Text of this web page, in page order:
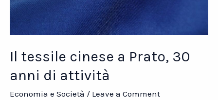
Il tessile cinese a Prato, 30
anni di attività
Economia e Società / Leave a Comment